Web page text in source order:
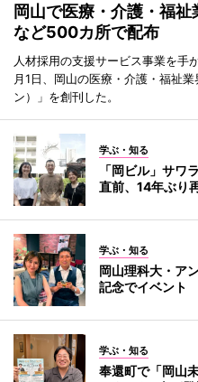
岡山で医療・介護・福
など500カ所で配布
人材採用の支援サービス事業を手
月1日、岡山の医療・介護・福祉
ン）」を創刊した。
学ぶ・知る
「岡ビル」サワ
直前、14年ぶり
学ぶ・知る
岡山理科大・ア
記念でイベント
学ぶ・知る
奉還町で「岡山